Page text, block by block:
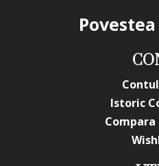
Istoric
Compara